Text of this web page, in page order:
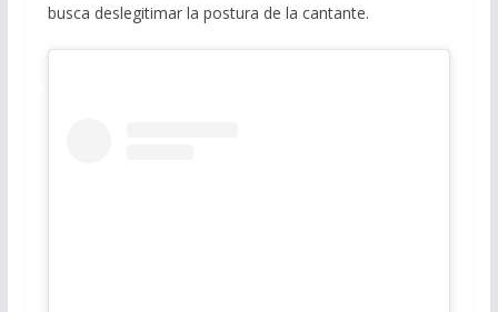
busca deslegitimar la postura de la cantante.